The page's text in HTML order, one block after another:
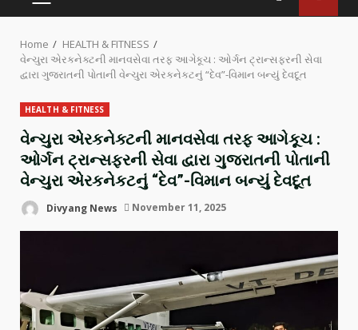
Home
HEALTH & FITNESS
વેન્ચુરા એરકનેક્ટની માનવસેવા તરફ આગેકૂચ : ઓર્ગન ટ્રાન્સફરની સેવા
દ્વારા ગુજરાતની પોતાની વેન્ચુરા એરકનેકટનું “દેવ”-વિમાન બન્યું દેવદૂત
HEALTH & FITNESS
વેન્ચુરા એરકનેક્ટની માનવસેવા તરફ આગેકૂચ :
ઓર્ગન ટ્રાન્સફરની સેવા દ્વારા ગુજરાતની પોતાની
વેન્ચુરા એરકનેકટનું “દેવ”-વિમાન બન્યું દેવદૂત
Divyang News November 11, 2025